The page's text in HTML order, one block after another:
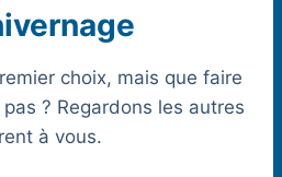
choix, mais que faire
pas ? Regardons les autres
à vous.